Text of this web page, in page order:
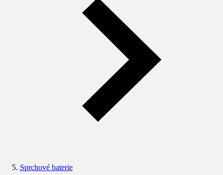
Sprchové baterie